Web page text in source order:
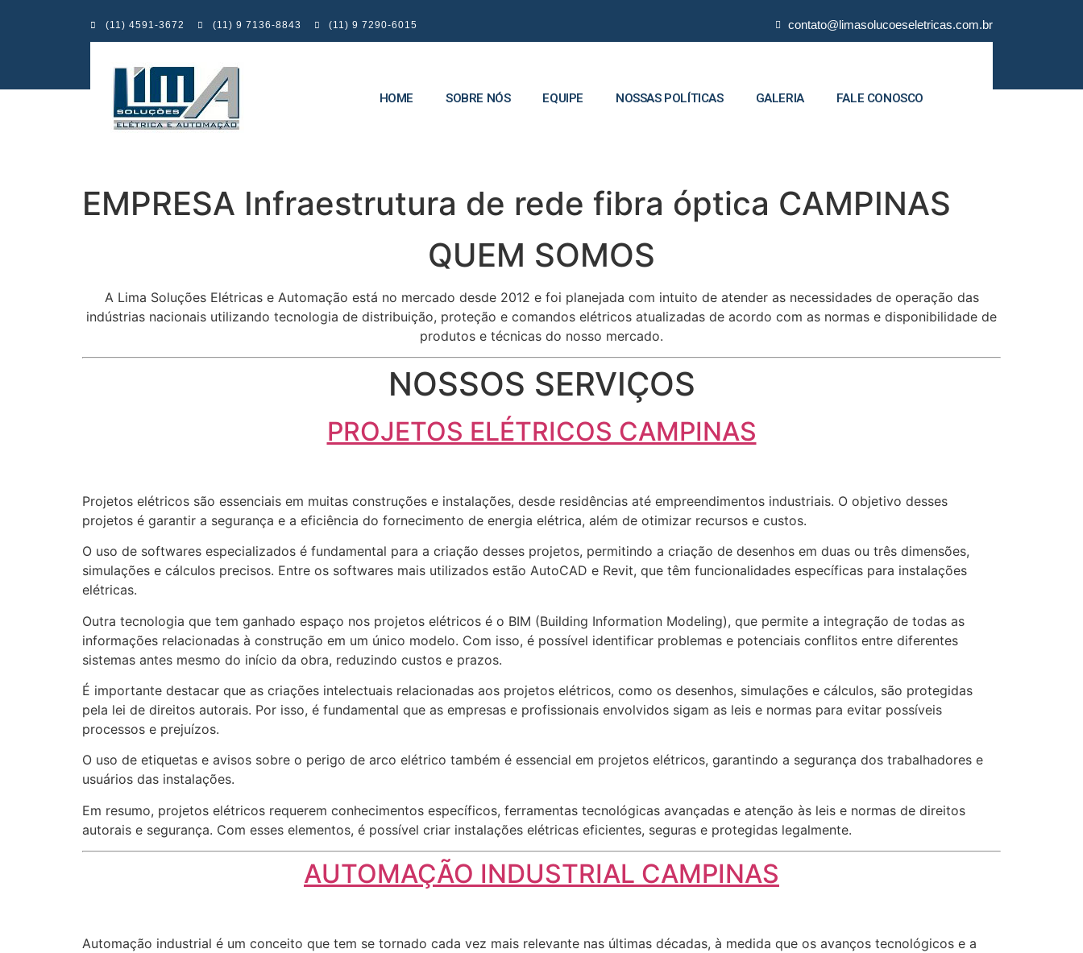
(11) 4591-3672 (11) 9 7136-8843 (11) 9 7290-6015 contato@limasolucoeseletricas.com.br
HOME SOBRE NÓS EQUIPE NOSSAS POLÍTICAS GALERIA FALE CONOSCO
EMPRESA Infraestrutura de rede fibra óptica CAMPINAS
QUEM SOMOS
A Lima Soluções Elétricas e Automação está no mercado desde 2012 e foi planejada com intuito de atender as necessidades de operação das
indústrias nacionais utilizando tecnologia de distribuição, proteção e comandos elétricos atualizadas de acordo com as normas e disponibilidade de
produtos e técnicas do nosso mercado.
NOSSOS SERVIÇOS
PROJETOS ELÉTRICOS CAMPINAS
Projetos elétricos são essenciais em muitas construções e instalações, desde residências até empreendimentos industriais. O objetivo desses
projetos é garantir a segurança e a eficiência do fornecimento de energia elétrica, além de otimizar recursos e custos.
O uso de softwares especializados é fundamental para a criação desses projetos, permitindo a criação de desenhos em duas ou três dimensões,
simulações e cálculos precisos. Entre os softwares mais utilizados estão AutoCAD e Revit, que têm funcionalidades específicas para instalações
elétricas.
Outra tecnologia que tem ganhado espaço nos projetos elétricos é o BIM (Building Information Modeling), que permite a integração de todas as
informações relacionadas à construção em um único modelo. Com isso, é possível identificar problemas e potenciais conflitos entre diferentes
sistemas antes mesmo do início da obra, reduzindo custos e prazos.
É importante destacar que as criações intelectuais relacionadas aos projetos elétricos, como os desenhos, simulações e cálculos, são protegidas
pela lei de direitos autorais. Por isso, é fundamental que as empresas e profissionais envolvidos sigam as leis e normas para evitar possíveis
processos e prejuízos.
O uso de etiquetas e avisos sobre o perigo de arco elétrico também é essencial em projetos elétricos, garantindo a segurança dos trabalhadores e
usuários das instalações.
Em resumo, projetos elétricos requerem conhecimentos específicos, ferramentas tecnológicas avançadas e atenção às leis e normas de direitos
autorais e segurança. Com esses elementos, é possível criar instalações elétricas eficientes, seguras e protegidas legalmente.
AUTOMAÇÃO INDUSTRIAL CAMPINAS
Automação industrial é um conceito que tem se tornado cada vez mais relevante nas últimas décadas, à medida que os avanços tecnológicos e a